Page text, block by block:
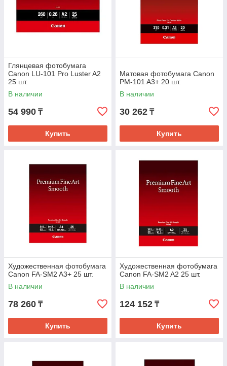
Глянцевая фотобумага
Canon LU-101 Pro Luster A2
25 шт.
В наличии
54 990 ₸
Купить
Матовая фотобумага Canon
PM-101 A3+ 20 шт.
В наличии
30 262 ₸
Купить
Художественная фотобумага
Canon FA-SM2 A3+ 25 шт.
В наличии
78 260 ₸
Купить
Художественная фотобумага
Canon FA-SM2 A2 25 шт.
В наличии
124 152 ₸
Купить